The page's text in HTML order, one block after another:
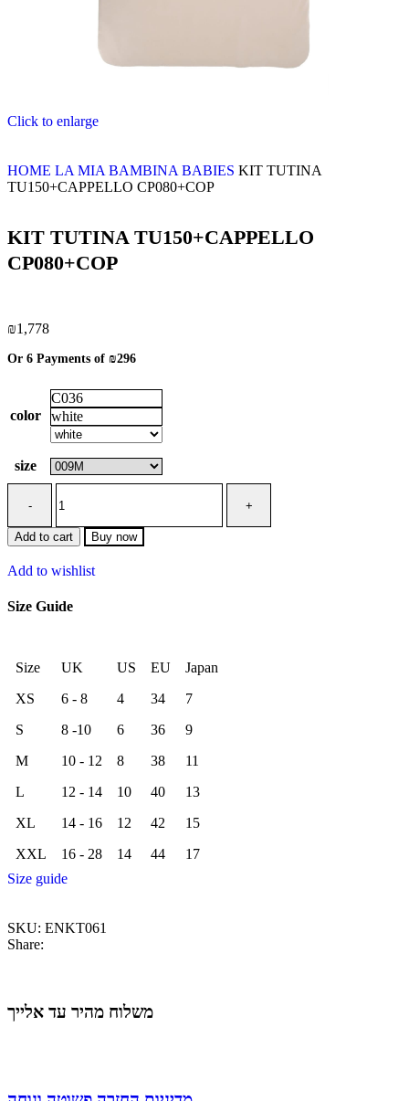
Click to enlarge
HOME LA MIA BAMBINA BABIES KIT TUTINA
TU150+CAPPELLO CP080+COP
KIT TUTINA TU150+CAPPELLO
CP080+COP
₪1,778
Or 6 Payments of ₪296
color
C036
white
size
Add to cart Buy now
Add to wishlist
Size Guide
Size UK US EU
Japan
XS
6 - 8 4 34
7
S
8 -10 6 36
9
M
10 - 12 8 38
11
L
12 - 14 10 40
13
XL
14 - 16 12 42
15
XXL
16 - 28 14 44
17
Size guide
SKU: ENKT061
Share:
משלוח מהיר עד אלייך